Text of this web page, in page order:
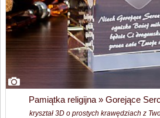
Pamiątka religijna » Gorejące
kryształ 3D o prostych krawędziach z